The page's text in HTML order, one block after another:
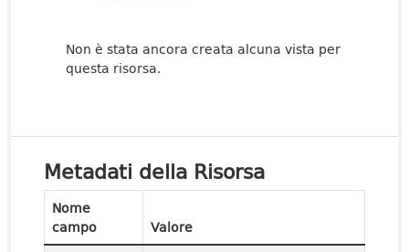
Non è stata ancora creata alcuna vista per
questa risorsa.
Metadati della Risorsa
Nome
campo
Valore